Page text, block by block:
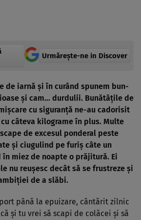
Urmărește-ne in Discover
de iarnă şi în curând spunem bun-
şi cam… durdulii. Bunătăţile de
cu siguranţă ne-au cadorisit
câteva kilograme în plus. Multe
de excesul ponderal peste
şi ciugulind pe furiş câte un
în miez de noapte o prăjitură. Ei
nu reuşesc decât să se frustreze şi
de a slăbi.
până la epuizare, cântărit zilnic
şi tu vrei să scapi de colăcei şi să